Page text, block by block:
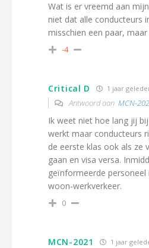
Wat is er vreemd aan
niet dat alle conducteurs
misschien een paar, maar
-4
Critical D 1 jaar
Antwoord aan MCN-
Ik weet niet hoe lang jij
werkt maar conducteurs
de eerste klas ook als ze
gaan en visa versa.
geïnformeerde personeel
woon-werkverkeer.
0
MCN-2021 1 jaar